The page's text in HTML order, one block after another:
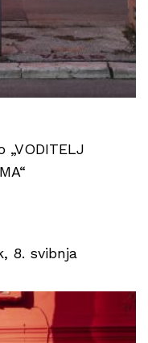
8. svibnja